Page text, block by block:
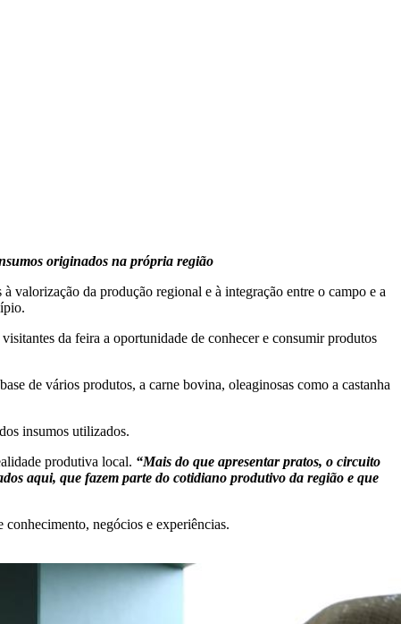
originados na própria região
valorização da produção regional e à integração entre o campo e a
da feira a oportunidade de conhecer e consumir produtos
de vários produtos, a carne bovina, oleaginosas como a castanha
insumos utilizados.
produtiva local. “Mais do que apresentar pratos, o circuito
aqui, que fazem parte do cotidiano produtivo da região e que
negócios e experiências.